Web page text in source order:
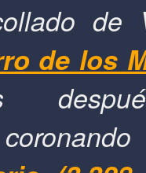
de los